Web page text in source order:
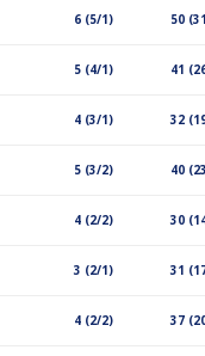
6 (5/1) 50
5 (4/1) 41
4 (3/1) 32
5 (3/2) 40
4 (2/2) 30
3 (2/1) 31
4 (2/2) 37